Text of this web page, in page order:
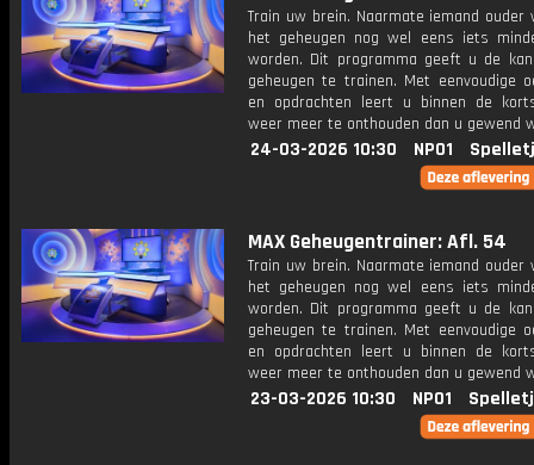
Train uw brein. Naarmate iemand ouder
het geheugen nog wel eens iets
worden. Dit programma geeft u de
geheugen te trainen. Met eenvoudige
en opdrachten leert u binnen de
weer meer te onthouden dan u gewend
24-03-2026 10:30 NPO1
MAX Geheugentrainer: Afl. 54
Train uw brein. Naarmate iemand ouder
het geheugen nog wel eens iets
worden. Dit programma geeft u de
geheugen te trainen. Met eenvoudige
en opdrachten leert u binnen de
weer meer te onthouden dan u gewend
23-03-2026 10:30 NPO1